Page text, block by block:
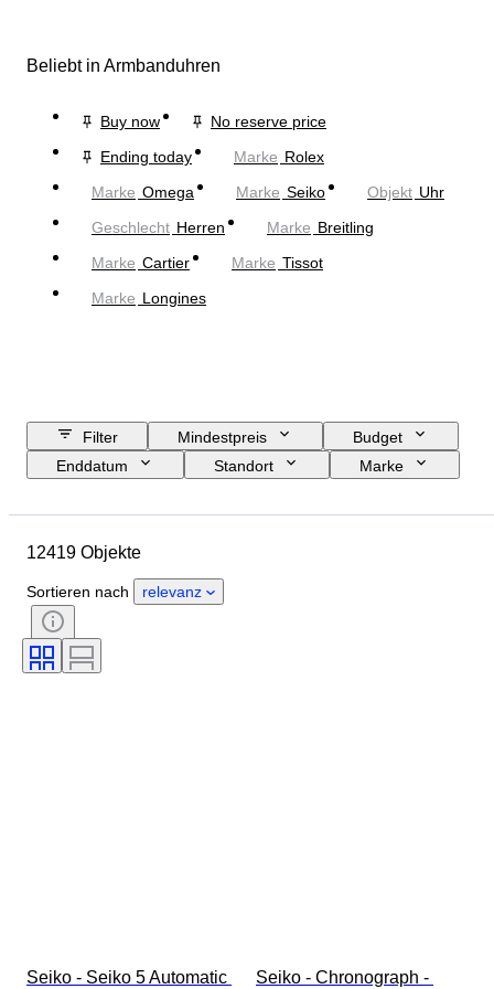
Beliebt in Armbanduhren
Buy now
No reserve price
Ending today
Marke Rolex
Marke Omega Marke Seiko Objekt Uhr
Geschlecht Herren Marke Breitling
Marke Cartier Marke Tissot
Marke Longines
Filter Mindestpreis
Budget
Enddatum
Standort
Marke
Herkunftsland
Geschlecht
Zustand
Periode
Zertifikat
Auflage
Uhrwerk
12419 Objekte
Sortieren nach relevanz
Seiko - Seiko 5 Automatic
Seiko - Chronograph -